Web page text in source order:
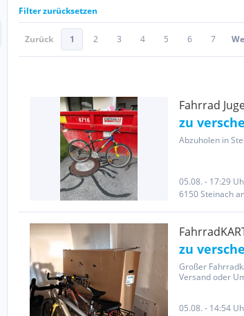
Filter zurücksetzen
Zurück 1 2 3 4 5 6 7
Fahrrad
zu
Abzuholen in
05.08. - 17:29
6150 Steinach
zu
Großer
Versand oder
05.08. - 14:54